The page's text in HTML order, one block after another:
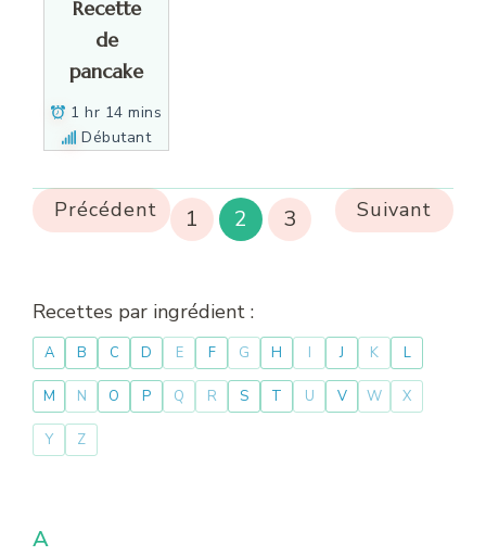
Recette
de
pancake
1 hr 14 mins
Débutant
Précédent 1 2 3 Suivant
Recettes par ingrédient :
A B C D E F G H I J K L
M N O P Q R S T U V W X
Y Z
A